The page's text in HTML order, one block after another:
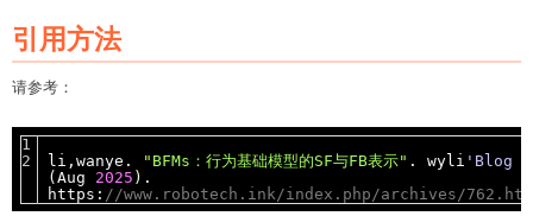
引用方法
请参考：
li,wanye. "BFMs：行为基础模型的SF与FB表示" . wyli 'Blog
(Aug 2025 ).
https: //www.robotech.ink/index.php/archives/